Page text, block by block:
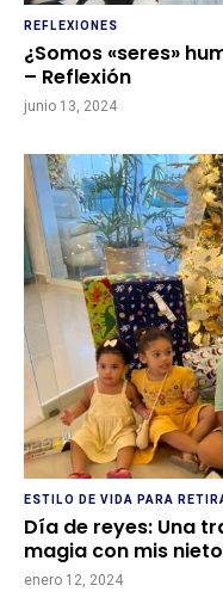
REFLEXIONES
¿Somos «seres»
– Reflexión
junio 13, 2024
ESTILO DE VIDA PARA
Día de reyes: Una
magia con mis
enero 12, 2024